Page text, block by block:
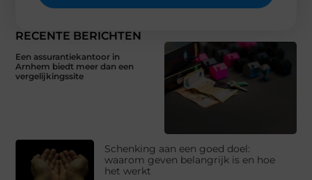
RECENTE BERICHTEN
Een assurantiekantoor in
Arnhem biedt meer dan een
vergelijkingssite
Schenking aan een goed doel:
waarom geven belangrijk is en hoe
het werkt